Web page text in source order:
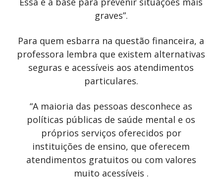
graves”.
Para quem esbarra na questão financeira, a
professora lembra que existem alternativas
seguras e acessíveis aos atendimentos
particulares.
“A maioria das pessoas desconhece as
políticas públicas de saúde mental e os
próprios serviços oferecidos por
instituições de ensino, que oferecem
atendimentos gratuitos ou com valores
muito acessíveis .